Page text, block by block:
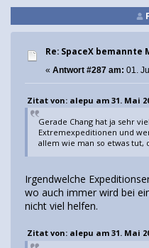
Re: SpaceX bemannte
« Antwort #287 am: 01.
Zitat von: alepu am 31. Mai
Gerade Chang hat ja sehr
Extremexpeditionen und
allem wie man so etwas tut,
Irgendwelche
wo auch immer wird bei
nicht viel helfen.
Zitat von: alepu am 31. Mai